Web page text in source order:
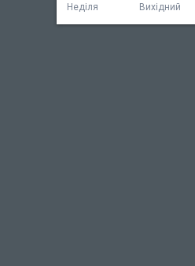
Неділя
Вихідний